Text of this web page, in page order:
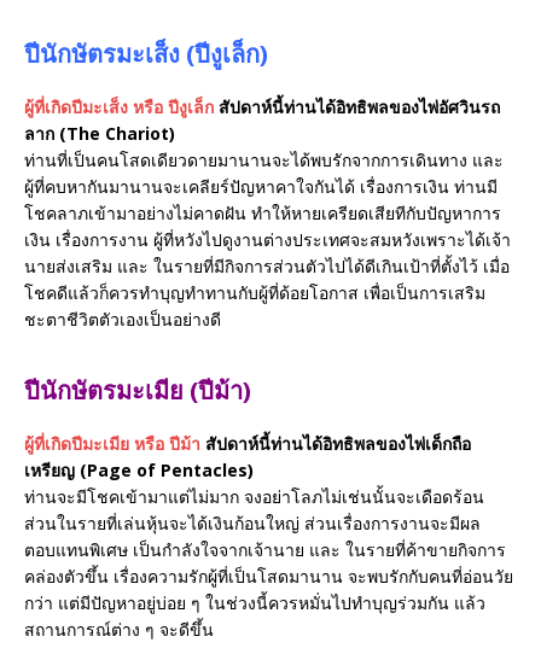
ปีนักษัตรมะเส็ง (ปีงูเล็ก)
ผู้ที่เกิดปีมะเส็ง หรือ ปีงูเล็ก สัปดาห์นี้ท่านได้อิทธิพลของไพ่อัศวินรถ
ลาก (The Chariot)
ท่านที่เป็นคนโสดเดียวดายมานานจะได้พบรักจากการเดินทาง และ
ผู้ที่คบหากันมานานจะเคลียร์ปัญหาคาใจกันได้ เรื่องการเงิน ท่านมี
โชคลาภเข้ามาอย่างไม่คาดฝัน ทำให้หายเครียดเสียทีกับปัญหาการ
เงิน เรื่องการงาน ผู้ที่หวังไปดูงานต่างประเทศจะสมหวังเพราะได้เจ้า
นายส่งเสริม และ ในรายที่มีกิจการส่วนตัวไปได้ดีเกินเป้าที่ตั้งไว้ เมื่อ
โชคดีแล้วก็ควรทำบุญทำทานกับผู้ที่ด้อยโอกาส เพื่อเป็นการเสริม
ชะตาชีวิตตัวเองเป็นอย่างดี
ปีนักษัตรมะเมีย (ปีม้า)
ผู้ที่เกิดปีมะเมีย หรือ ปีม้า สัปดาห์นี้ท่านได้อิทธิพลของไพ่เด็กถือ
เหรียญ (Page of Pentacles)
ท่านจะมีโชคเข้ามาแต่ไม่มาก จงอย่าโลภไม่เช่นนั้นจะเดือดร้อน
ส่วนในรายที่เล่นหุ้นจะได้เงินก้อนใหญ่ ส่วนเรื่องการงานจะมีผล
ตอบแทนพิเศษ เป็นกำลังใจจากเจ้านาย และ ในรายที่ค้าขายกิจการ
คล่องตัวขึ้น เรื่องความรักผู้ที่เป็นโสดมานาน จะพบรักกับคนที่อ่อนวัย
กว่า แต่มีปัญหาอยู่บ่อย ๆ ในช่วงนี้ควรหมั่นไปทำบุญร่วมกัน แล้ว
สถานการณ์ต่าง ๆ จะดีขึ้น